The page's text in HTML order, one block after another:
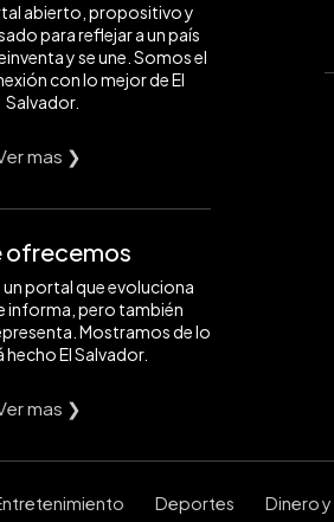
abierto, propositivo y
para reflejar a un país
y se une. Somos el
con lo mejor de El
Salvador.
mas ❯
ofrecemos
portal que evoluciona
informa, pero también
Mostramos de lo
hecho El Salvador.
mas ❯
Deportes Dinero